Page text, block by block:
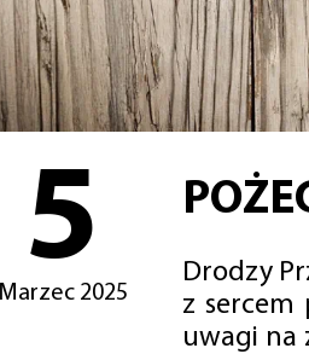
5
Marzec 2025
Drodzy
z sercem
uwagi na